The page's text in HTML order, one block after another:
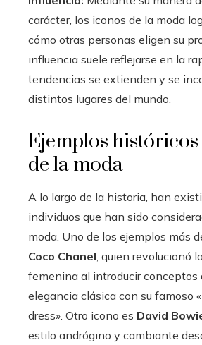
carácter, los iconos de la moda
cómo otras personas eligen su
influencia suele reflejarse en la
tendencias se extienden y se
distintos lugares del mundo.
Ejemplos
de la moda
A lo largo de la historia, han
individuos que han sido
moda. Uno de los ejemplos más
Coco Chanel , quien revolucionó
femenina al introducir conceptos
elegancia clásica con su famoso
dress». Otro icono es David
estilo andrógino y cambiante